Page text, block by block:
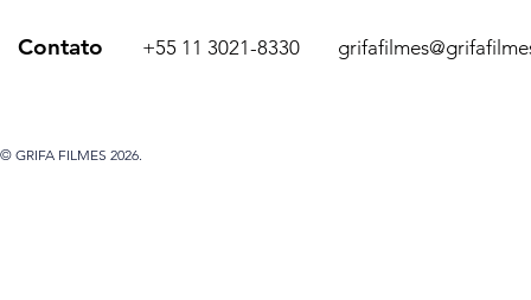
Contato +55 11 3021-8330
© GRIFA FILMES 2026.